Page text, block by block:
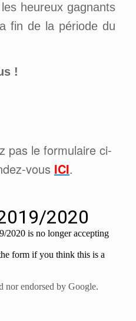
heureux gagnants
fin de la période du
!
pas le formulaire ci-
vous ICI.